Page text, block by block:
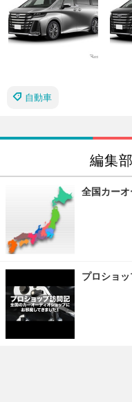
自動車
編集
全国カー
プロショ